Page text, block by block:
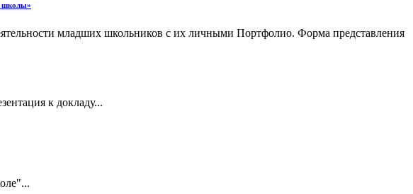
школы»
младших школьников с их личными Портфолио. Форма представления
к докладу...